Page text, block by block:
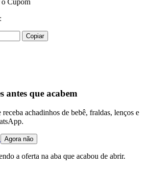
Copiar
antes que acabem
achadinhos de bebê, fraldas, lenços e
Agora não
a oferta na aba que acabou de abrir.